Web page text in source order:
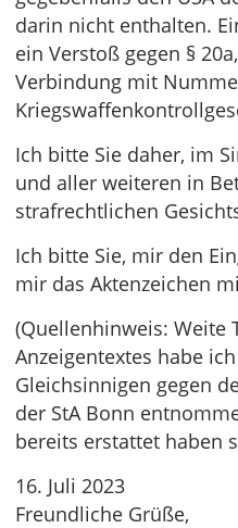
darin nicht enthalten.
ein Verstoß gegen §
Verbindung mit
Ich bitte Sie daher, im
und aller weiteren in
strafrechtlichen
Ich bitte Sie, mir den
mir das Aktenzeichen
(Quellenhinweis: Weite
Anzeigentextes habe
Gleichsinnigen gegen
der StA Bonn
bereits erstattet haben
16. Juli 2023
Freundliche Grüße,